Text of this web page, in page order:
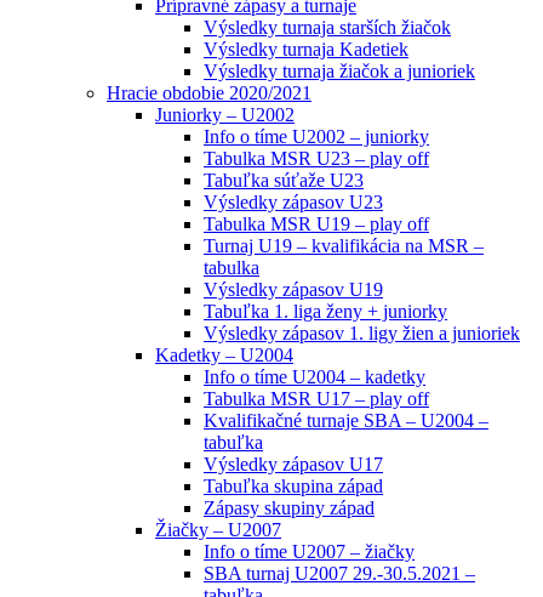
Prípravné zápasy a turnaje
Výsledky turnaja starších žiačok
Výsledky turnaja Kadetiek
Výsledky turnaja žiačok a junioriek
Hracie obdobie 2020/2021
Juniorky – U2002
Info o tíme U2002 – juniorky
Tabulka MSR U23 – play off
Tabuľka súťaže U23
Výsledky zápasov U23
Tabulka MSR U19 – play off
Turnaj U19 – kvalifikácia na MSR –
tabulka
Výsledky zápasov U19
Tabuľka 1. liga ženy + juniorky
Výsledky zápasov 1. ligy žien a junioriek
Kadetky – U2004
Info o tíme U2004 – kadetky
Tabulka MSR U17 – play off
Kvalifikačné turnaje SBA – U2004 –
tabuľka
Výsledky zápasov U17
Tabuľka skupina západ
Zápasy skupiny západ
Žiačky – U2007
Info o tíme U2007 – žiačky
SBA turnaj U2007 29.-30.5.2021 –